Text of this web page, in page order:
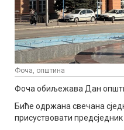
Фоча, општина
Фоча обиљежава Дан
Биће одржана свечана
присуствовати